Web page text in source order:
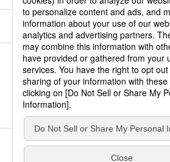
採用情報
商品情報サイト
產
ロート メディカル・アイ
ニ
お問い合わせ
サイトマップ
プライバシ
ソーシャルメディアポリシー
この